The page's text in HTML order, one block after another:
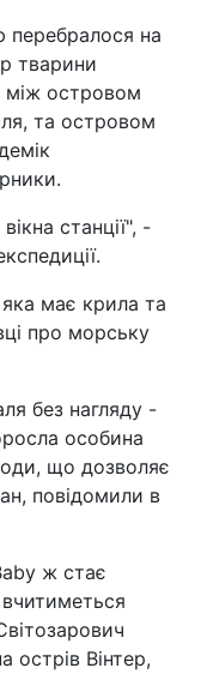
перебралося на
тварини
між островом
та островом
станції", -
має крила та
про морську
без нагляду -
особина
що дозволяє
повідомили в
ж стає
Вінтер,